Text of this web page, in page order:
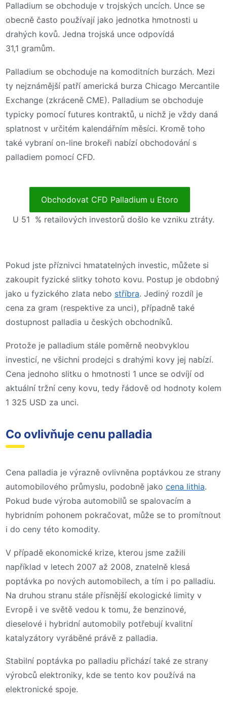
Palladium se obchoduje v trojských uncích. Unce se
obecně často používají jako jednotka hmotnosti u
drahých kovů. Jedna trojská unce odpovídá
31,1 gramům.
Palladium se obchoduje na komoditních burzách. Mezi
ty nejznámější patří americká burza Chicago Mercantile
Exchange (zkráceně CME). Palladium se obchoduje
typicky pomocí futures kontraktů, u nichž je vždy daná
splatnost v určitém kalendářním měsíci. Kromě toho
také vybraní on-line brokeři nabízí obchodování s
palladiem pomocí CFD.
Obchodovat CFD Palladium u Etoro
U 51 % retailových investorů došlo ke vzniku ztráty.
Pokud jste příznivci hmatatelných investic, můžete si
zakoupit fyzické slitky tohoto kovu. Postup je obdobný
jako u fyzického zlata nebo stříbra. Jediný rozdíl je
cena za gram (respektive za unci), případně také
dostupnost palladia u českých obchodníků.
Protože je palladium stále poměrně neobvyklou
investicí, ne všichni prodejci s drahými kovy jej nabízí.
Cena jednoho slitku o hmotnosti 1 unce se odvíjí od
aktuální tržní ceny kovu, tedy řádově od hodnoty kolem
1 325 USD za unci.
Co ovlivňuje cenu palladia
Cena palladia je výrazně ovlivněna poptávkou ze strany
automobilového průmyslu, podobně jako cena lithia.
Pokud bude výroba automobilů se spalovacím a
hybridním pohonem pokračovat, může se to promítnout
i do ceny této komodity.
V případě ekonomické krize, kterou jsme zažili
například v letech 2007 až 2008, znatelně klesá
poptávka po nových automobilech, a tím i po palladiu.
Na druhou stranu stále přísnější ekologické limity v
Evropě i ve světě vedou k tomu, že benzinové,
dieselové i hybridní automobily potřebují kvalitní
katalyzátory vyráběné právě z palladia.
Stabilní poptávka po palladiu přichází také ze strany
výrobců elektroniky, kde se tento kov používá na
elektronické spoje.